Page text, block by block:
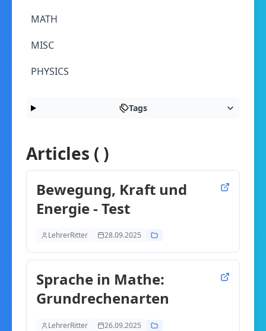
MATH
MISC
PHYSICS
Tags
Articles ( )
Bewegung, Kraft und
Energie - Test
LehrerRitter 28.09.2025
Sprache in Mathe:
Grundrechenarten
LehrerRitter 26.09.2025